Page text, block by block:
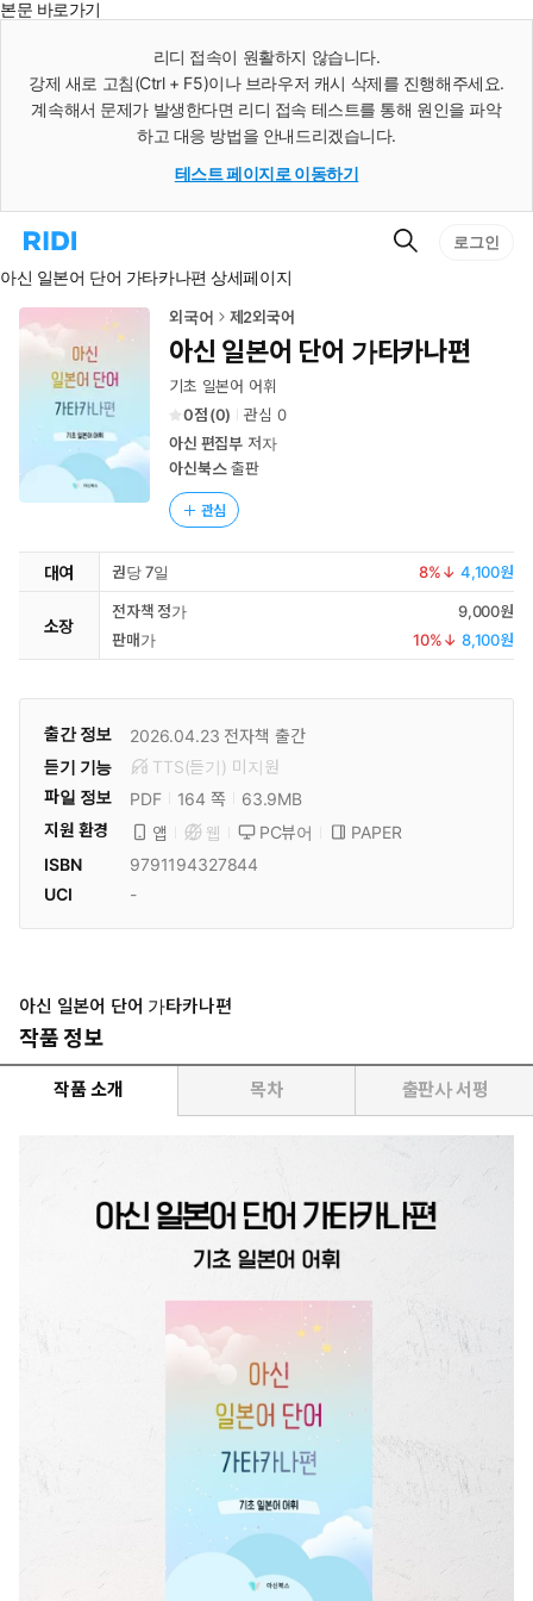
본문 바로가기
리디 접속이 원활하지 않습니다.
강제 새로 고침(Ctrl + F5)이나 브라우저 캐시 삭제를 진행해주세요.
계속해서 문제가 발생한다면 리디 접속 테스트를 통해 원인을 파악
하고 대응 방법을 안내드리겠습니다.
테스트 페이지로 이동하기
리
홈
로
이
검
로그인
아신 일본어 단어 가타카나편 상세페이지
외국어 제2외국어
아신 일본어 단어 가타카나편
기초 일본어 어휘
0
(0) 관심 0
아신 편집부 저자
아신북스출판
관심
대여 권당 7일 8%↓ 4,100원
소장
전자책 정가
9,000원
판매가
10%↓ 8,100원
출간 정보 2026.04.23 전자책 출간
듣기 기능
TTS(듣기) 미 지원
파일 정보
PDF 164 쪽
63.9MB
지원 환경
앱 웹 PC뷰어
PAPER
ISBN
9791194327844
UCI
-
아신 일본어 단어 가타카나편
작품 정보
작품 소개 목차 출판사 서평